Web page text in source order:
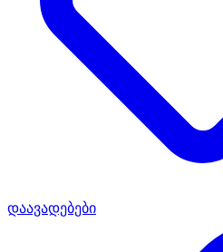
დაავადებები